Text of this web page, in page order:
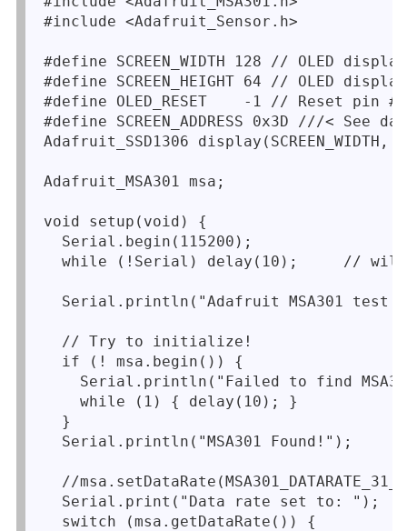
#include <Adafruit_Sensor.h>
#define SCREEN_WIDTH 128 // OLED
#define SCREEN_HEIGHT 64 // OLED
#define OLED_RESET    -1 // Reset
#define SCREEN_ADDRESS 0x3D ///<
Adafruit_SSD1306 display(SCREEN_WIDTH,
Adafruit_MSA301 msa;
void setup(void) {
  Serial.begin(115200);
while (!Serial) delay(10);     //
Serial.println("Adafruit MSA301
  // Try to initialize!
  if (! msa.begin()) {
Serial.println("Failed to find
    while (1) { delay(10); }
  }
  Serial.println("MSA301 Found!");
//
  Serial.print("Data rate set to: ");
  switch (msa.getDataRate()) {